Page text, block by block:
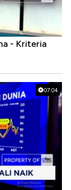
- Kriteria
07:04